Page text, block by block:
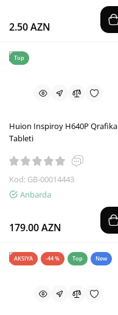
2.50 AZN
Top
Huion Inspiroy H640P Qrafika
Tableti
Kod: GB-00014443
Anbarda
179.00 AZN
AKSIYA -44 % Top New